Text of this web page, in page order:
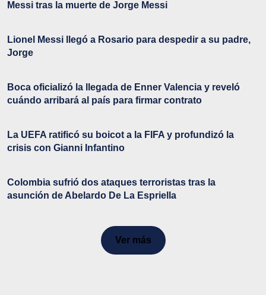
Messi tras la muerte de Jorge Messi
Lionel Messi llegó a Rosario para despedir a su padre,
Jorge
Boca oficializó la llegada de Enner Valencia y reveló
cuándo arribará al país para firmar contrato
La UEFA ratificó su boicot a la FIFA y profundizó la
crisis con Gianni Infantino
Colombia sufrió dos ataques terroristas tras la
asunción de Abelardo De La Espriella
Ver más